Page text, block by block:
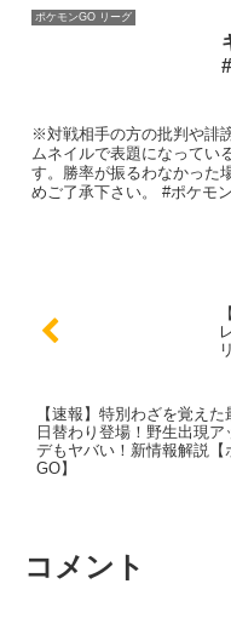
ポケモンGO リーグ
※対戦相手の方の批判や誹
ムネイルで表題になってい
す。勝率が振るわなかった
めご了承下さい。 #ポケモ
【速報】特別わざを覚え
日替わり登場！野生出現ア
デもヤバい！新情報解説【
GO】
コメント